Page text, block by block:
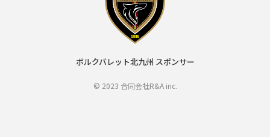
ボルクバレット北九州 スポンサー
© 2023 合同会社R&A inc.